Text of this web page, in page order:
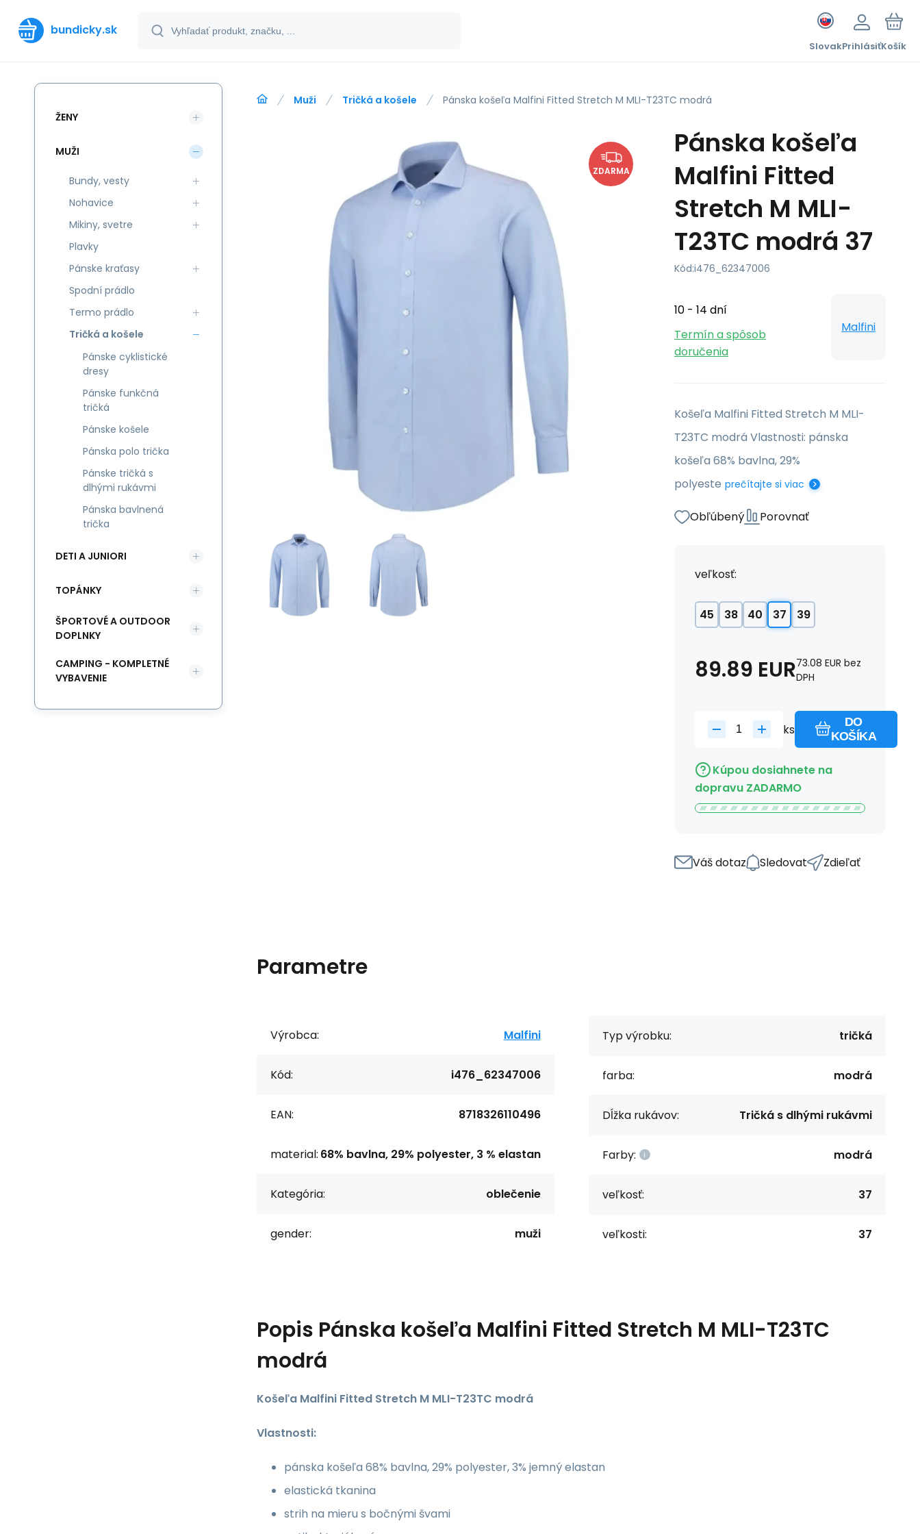
bundicky.sk
SlovakPrihlásiťKošík
Muži Tričká a košele Pánska košeľa Malfini Fitted Stretch M MLI-T23TC modrá
ZDARMA
Pánska košeľa
Malfini Fitted
Stretch M MLI-
T23TC modrá 37
Kód:i476_62347006
10 - 14 dní
Termín a spôsob
doručenia
Malfini
Košeľa Malfini Fitted Stretch M MLI-
T23TC modrá Vlastnosti: pánska
košeľa 68% bavlna, 29%
polyeste prečítajte si viac
Obľúbený Porovnať
veľkosť:
45 38 40 37 39
89.89 EUR73.08 EUR bez
DPH
ks
DO
KOŠÍKA
Kúpou dosiahnete na
dopravu ZADARMO
Váš dotaz Sledovat Zdieľať
Parametre
Výrobca: Malfini
Kód: i476_62347006
EAN: 8718326110496
material: 68% bavlna, 29% polyester, 3 % elastan
Kategória: oblečenie
gender: muži
Typ výrobku: tričká
farba: modrá
Dĺžka rukávov: Tričká s dlhými rukávmi
Farby: modrá
veľkosť: 37
veľkosti: 37
Popis Pánska košeľa Malfini Fitted Stretch M MLI-T23TC
modrá
Košeľa Malfini Fitted Stretch M MLI-T23TC modrá
Vlastnosti:
pánska košeľa 68% bavlna, 29% polyester, 3% jemný elastan
elastická tkanina
strih na mieru s bočnými švami
ŽENY
MUŽI
Bundy, vesty
Nohavice
Mikiny, svetre
Plavky
Pánske kraťasy
Spodní prádlo
Termo prádlo
Tričká a košele
Pánske cyklistické
dresy
Pánske funkčná
tričká
Pánske košele
Pánska polo trička
Pánske tričká s
dlhými rukávmi
Pánska bavlnená
trička
DETI A JUNIORI
TOPÁNKY
ŠPORTOVÉ A OUTDOOR
DOPLNKY
CAMPING - KOMPLETNÉ
VYBAVENIE